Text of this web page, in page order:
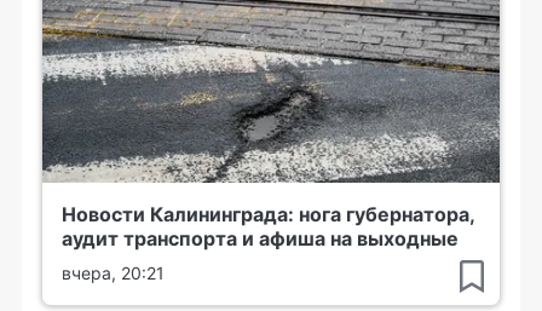
Новости Калининграда: нога губернатора,
аудит транспорта и афиша на выходные
вчера, 20:21